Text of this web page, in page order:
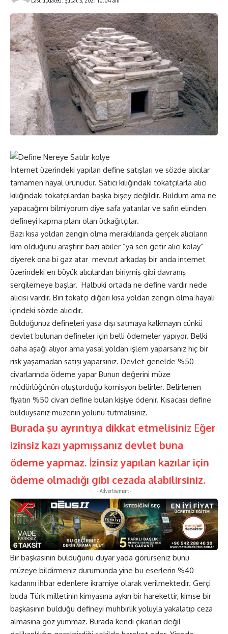
İnternet üzerindeki yapılan define satışları ve sözde alıcılar
tamamen hayal ürünüdür. Satıcı kılığındaki tokatçılarla alıcı
kılığındaki tokatçılardan başka bişey değildir. Buldum ama ne
yapacağımı bilmiyorum diye safa yatanlar ve safın elinden
defineyi kapma planı olan üçkağıtçılar.
Bazı kısa yoldan zengin olma meraklılarıda gerçek alıcıların
kim olduğunu araştırır bazı abiler ”ya sen getir alıcı kolay”
diyerek ona bi gaz atar mevcut arkadaş bir anda internet
üzerindeki en büyük alıcılardan biriymiş gibi davranış
sergilemeye başlar. Halbuki ortada ne define vardır nede
alıcısı vardır. Biri tokatçı diğeri kısa yoldan zengin olma hayali
içindeki sözde alıcıdır.
Bulduğunuz defineleri yasa dışı satmaya kalkmayın çünkü
devlet bulunan defineler için belli ödemeler yapıyor. Belki
daha aşağı alıyor ama yasal yoldan işlem yaparsanız hiç bir
risk yaşamadan satışı yaparsınız. Devlet genelde %50
civarlarında ödeme yapar Bunun değerini müze
müdürlüğünün oluşturduğu komisyon belirler. Belirlenen
fiyatın %50 civarı define bulan kişiye ödenir. Kısacası define
bulduysanız müzenin yolunu tutmalısınız.
Burada şu ayrıntıya dikkat etmelisiniz Eğer
izinsiz kazı yapmışsanız devlet buna
ödeme yapmaz. İzinsiz yapılan kazılar için
ödeme olmadığı gibi cezada alabilirsiniz.
- Advertisement -
Bir başkasının bulduğunu duyar yada görürseniz bunu
müzeye bildirmeniz durumunda yine bu eserlerin %40
kadarını ihbar edenlere ikramiye olarak verilmektedir. Gerçi
buda Türk milletinin kimyasına aykırı bir harekettir, kimse bir
başkasının bulduğu defineyi muhbirlik yoluyla yakalatıp ceza
almasına göz yummaz. Burada kendi çıkarları değil